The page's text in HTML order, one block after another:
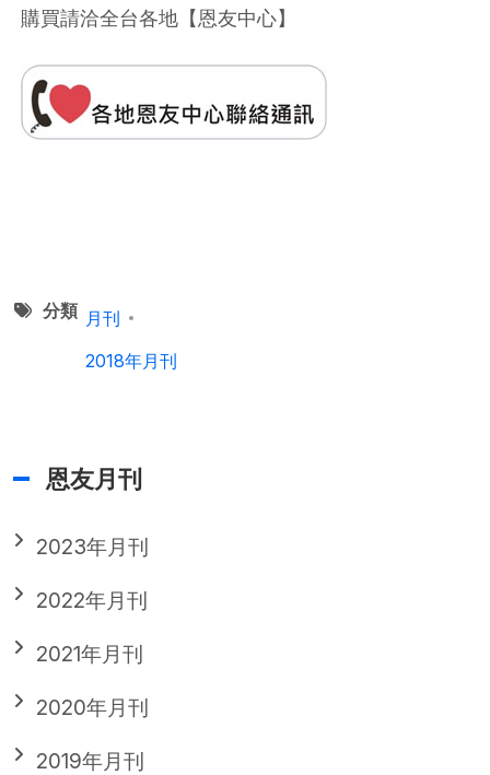
購買請洽全台各地【恩友中心】
分類 月刊
2018年月刊
恩友月刊
2023年月刊
2022年月刊
2021年月刊
2020年月刊
2019年月刊